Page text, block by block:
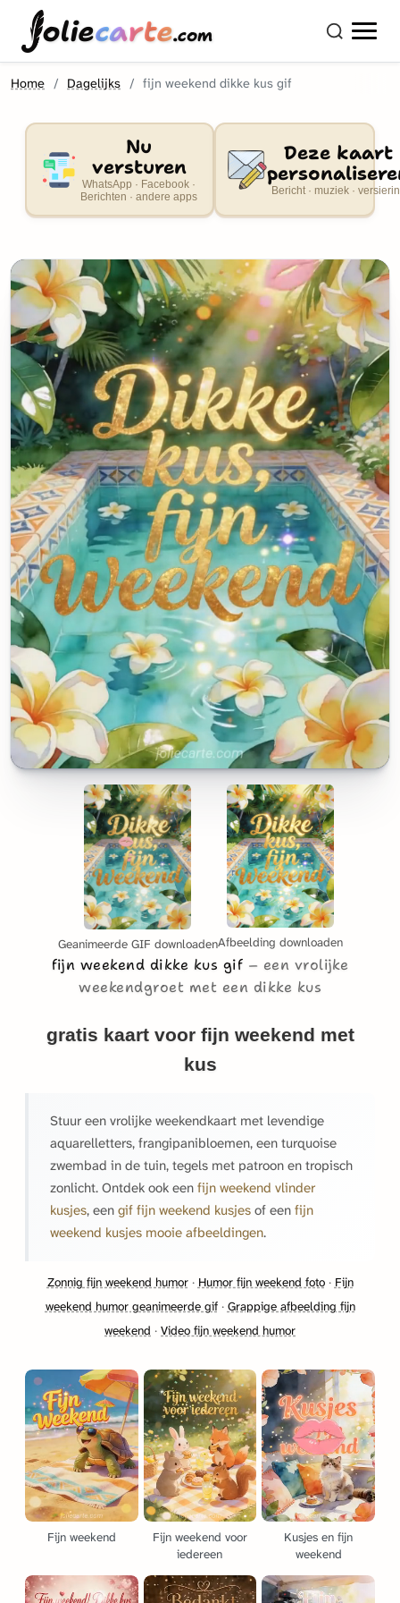
oliecarte.com
Home Dagelijks fijn weekend dikke kus gif
Nu
versturen
WhatsApp · Facebook ·
Berichten · andere apps
Deze kaart
Bericht · muziek ·
Geanimeerde GIF downloadenAfbeelding downloaden
fijn weekend dikke kus gif
een vrolijke
weekendgroet met een dikke kus
gratis kaart voor fijn weekend met
kus
Stuur een vrolijke weekendkaart met levendige
aquarelletters, frangipanibloemen, een turquoise
zwembad in de tuin, tegels met patroon en tropisch
zonlicht. Ontdek ook een fijn weekend vlinder
kusjes, een gif fijn weekend kusjes of een fijn
weekend kusjes mooie afbeeldingen.
Zonnig fijn weekend humor· Humor fijn weekend foto· Fijn
weekend humor geanimeerde gif· Grappige afbeelding fijn
weekend · Video fijn weekend humor
Fijn weekend
Fijn weekend voor
iedereen
Kusjes en fijn
weekend